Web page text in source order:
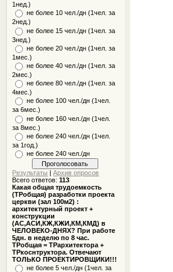
1нед.)
не более 10 чел./дн (1чел. за
2нед.)
не более 15 чел./дн (1чел. за
3нед.)
не более 20 чел./дн (1чел. за
1мес.)
не более 40 чел./дн (1чел. за
2мес.)
не более 80 чел./дн (1чел. за
4мес.)
не более 100 чел./дн (1чел.
за 6мес.)
не более 160 чел./дн (1чел.
за 8мес.)
не более 240 чел./дн (1чел.
за 1год.)
не более 240 чел./дн
Результаты |Архив опросов
Всего ответов:113
Какая общая трудоемкость
(ТРобщая) разработки проекта
церкви (зал 100м2) :
архитектурный проект +
конструкции
(АС,АСИ,КЖ,КЖИ,КМ,КМД) в
ЧЕЛОВЕКО-ДНЯХ? При работе
5дн. в неделю по 8 час.
ТРобщая = ТРархитектора +
ТРкоснтруктора. Отвечают
ТОЛЬКО ПРОЕКТИРОВЩИКИ!!!
не более 5 чел./дн (1чел. за